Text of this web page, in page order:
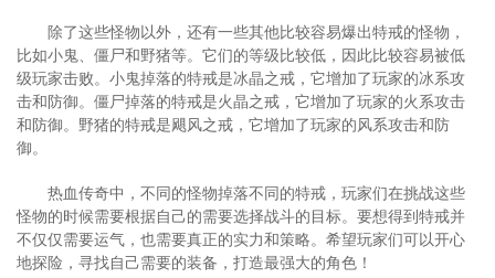
除了这些怪物以外，还有一些其他比较容易爆出特戒的怪物，
比如小鬼、僵尸和野猪等。它们的等级比较低，因此比较容易被低
级玩家击败。小鬼掉落的特戒是冰晶之戒，它增加了玩家的冰系攻
击和防御。僵尸掉落的特戒是火晶之戒，它增加了玩家的火系攻击
和防御。野猪的特戒是飓风之戒，它增加了玩家的风系攻击和防
御。
热血传奇中，不同的怪物掉落不同的特戒，玩家们在挑战这些
怪物的时候需要根据自己的需要选择战斗的目标。要想得到特戒并
不仅仅需要运气，也需要真正的实力和策略。希望玩家们可以开心
地探险，寻找自己需要的装备，打造最强大的角色！